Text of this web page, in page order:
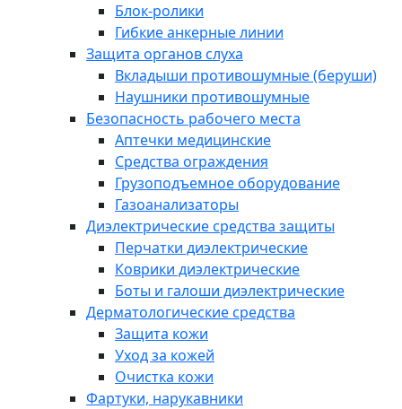
Блок-ролики
Гибкие анкерные линии
Защита органов слуха
Вкладыши противошумные (беруши)
Наушники противошумные
Безопасность рабочего места
Аптечки медицинские
Средства ограждения
Грузоподъемное оборудование
Газоанализаторы
Диэлектрические средства защиты
Перчатки диэлектрические
Коврики диэлектрические
Боты и галоши диэлектрические
Дерматологические средства
Защита кожи
Уход за кожей
Очистка кожи
Фартуки, нарукавники